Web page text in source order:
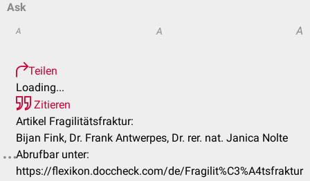
Ask
A A A
Teilen
Loading...
Zitieren
Artikel Fragilitätsfraktur:
Bijan Fink, Dr. Frank Antwerpes, Dr. rer. nat. Janica Nolte
Abrufbar unter:
https://flexikon.doccheck.com/de/Fragilit%C3%A4tsfraktur